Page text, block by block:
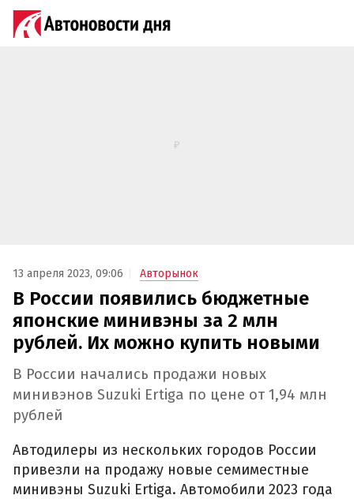
13 апреля 2023, 09:06 Авторынок
В России появились бюджетные
японские минивэны за 2 млн
рублей. Их можно купить новыми
В России начались продажи новых
минивэнов Suzuki Ertiga по цене от 1,94 млн
рублей
Автодилеры из нескольких городов России
привезли на продажу новые семиместные
минивэны Suzuki Ertiga. Автомобили 2023 года